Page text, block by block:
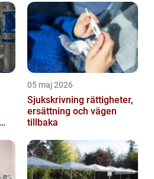
05 maj 2026
Sjukskrivning rättigheter,
ersättning och vägen
tillbaka